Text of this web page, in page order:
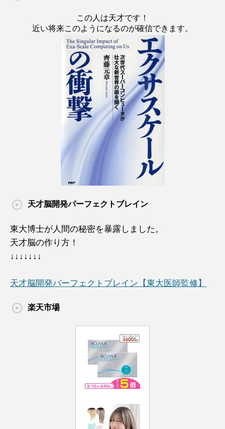
この人は天才です！
近い将来このようになるのが確信できます。
天才脳開発パーフェクトブレイン
東大博士が人間の秘密を暴露しました。
天才脳の作り方！
↓↓↓↓↓↓↓
天才脳開発パーフェクトブレイン【東大医師監修】
楽天市場